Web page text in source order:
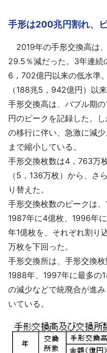
手形は200兆円割れ、
2019年の手形交換高は
29.5％減だった。3年連
6，702億円以来の低水準
（188兆5，942億円）以
手形交換高は、バブル期
円のピークを記録した。
の移行に伴い、急激に減
まで縮小している。
手形交換枚数は4，763万
（5，136万枚）から、さ
り替えた。
手形交換枚数のピークは
1987年に4億枚、1996年
年1億枚を、それぞれ割り
万枚を下回った。
手形交換所は、手形交換
1988年、1997年に最多の
の減少などで統廃合が進
いている。